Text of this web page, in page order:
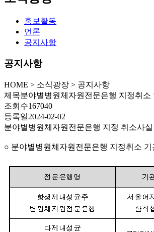
홍보활동
언론
공지사항
공지사항
HOME > 소식광장 > 공지사항
제목분야별병원체자원전문은행 지정취소
조회수167040
등록일2024-02-02
분야별병원체자원전문은행 지정 취소사
○ 분야별병원체자원전문은행 지정취소 기